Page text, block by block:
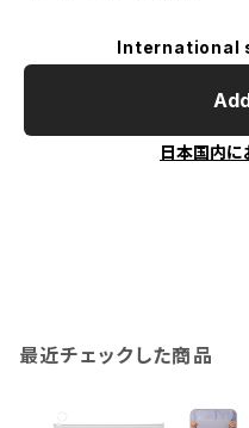
International
日本国内に
最近チェックした商品